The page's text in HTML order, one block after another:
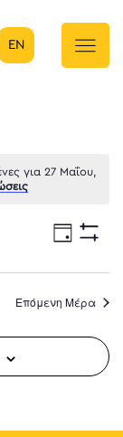
EN
για 27 Μαΐου,
Ημέρα
Επόμενη Μέρα